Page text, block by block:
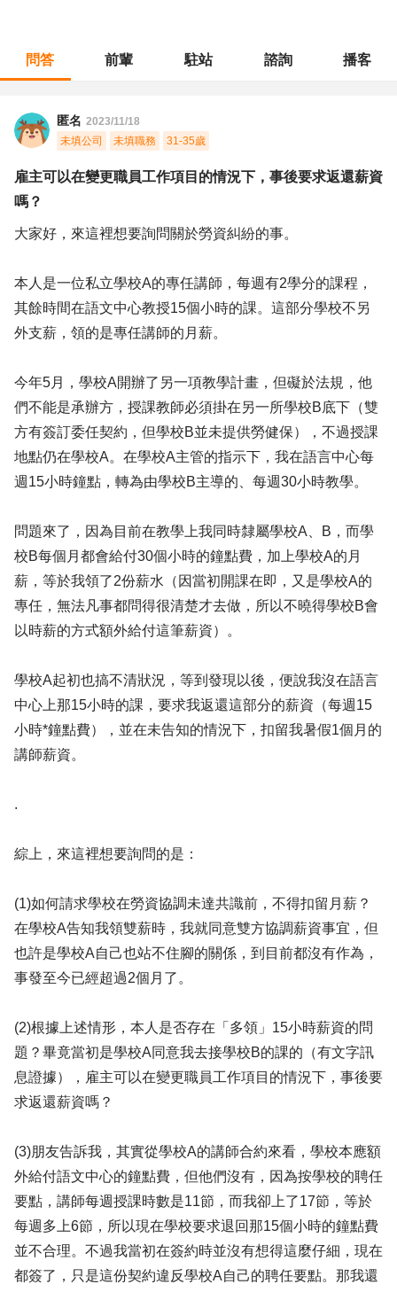
問答 前輩 駐站 諮詢 播客
匿名 2023/11/18
未填公司
未填職務 31-35歲
雇主可以在變更職員工作項目的情況下，事後要求返還薪資
嗎？
大家好，來這裡想要詢問關於勞資糾紛的事。
本人是一位私立學校A的專任講師，每週有2學分的課程，
其餘時間在語文中心教授15個小時的課。這部分學校不另
外支薪，領的是專任講師的月薪。
今年5月，學校A開辦了另一項教學計畫，但礙於法規，他
們不能是承辦方，授課教師必須掛在另一所學校B底下（雙
方有簽訂委任契約，但學校B並未提供勞健保），不過授課
地點仍在學校A。在學校A主管的指示下，我在語言中心每
週15小時鐘點，轉為由學校B主導的、每週30小時教學。
問題來了，因為目前在教學上我同時隸屬學校A、B，而學
校B每個月都會給付30個小時的鐘點費，加上學校A的月
薪，等於我領了2份薪水（因當初開課在即，又是學校A的
專任，無法凡事都問得很清楚才去做，所以不曉得學校B會
以時薪的方式額外給付這筆薪資）。
學校A起初也搞不清狀況，等到發現以後，便說我沒在語言
中心上那15小時的課，要求我返還這部分的薪資（每週15
小時*鐘點費），並在未告知的情況下，扣留我暑假1個月的
講師薪資。
.
綜上，來這裡想要詢問的是：
(1)如何請求學校在勞資協調未達共識前，不得扣留月薪？
在學校A告知我領雙薪時，我就同意雙方協調薪資事宜，但
也許是學校A自己也站不住腳的關係，到目前都沒有作為，
事發至今已經超過2個月了。
(2)根據上述情形，本人是否存在「多領」15小時薪資的問
題？畢竟當初是學校A同意我去接學校B的課的（有文字訊
息證據），雇主可以在變更職員工作項目的情況下，事後要
求返還薪資嗎？
(3)朋友告訴我，其實從學校A的講師合約來看，學校本應額
外給付語文中心的鐘點費，但他們沒有，因為按學校的聘任
要點，講師每週授課時數是11節，而我卻上了17節，等於
每週多上6節，所以現在學校要求退回那15個小時的鐘點費
並不合理。不過我當初在簽約時並沒有想得這麼仔細，現在
都簽了，只是這份契約違反學校A自己的聘任要點。那我還